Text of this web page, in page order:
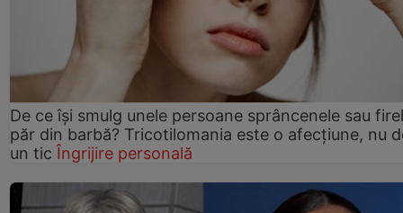
De ce își smulg unele persoane sprâncenele sau
păr din barbă? Tricotilomania este o afecțiune, nu
un tic Îngrijire personală